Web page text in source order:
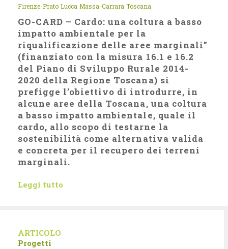
Firenze-Prato Lucca Massa-Carrara Toscana
GO-CARD – Cardo: una coltura a basso
impatto ambientale per la
riqualificazione delle aree marginali”
(finanziato con la misura 16.1 e 16.2
del Piano di Sviluppo Rurale 2014-
2020 della Regione Toscana) si
prefigge l’obiettivo di introdurre, in
alcune aree della Toscana, una coltura
a basso impatto ambientale, quale il
cardo, allo scopo di testarne la
sostenibilità come alternativa valida
e concreta per il recupero dei terreni
marginali.
Leggi tutto
ARTICOLO
Progetti